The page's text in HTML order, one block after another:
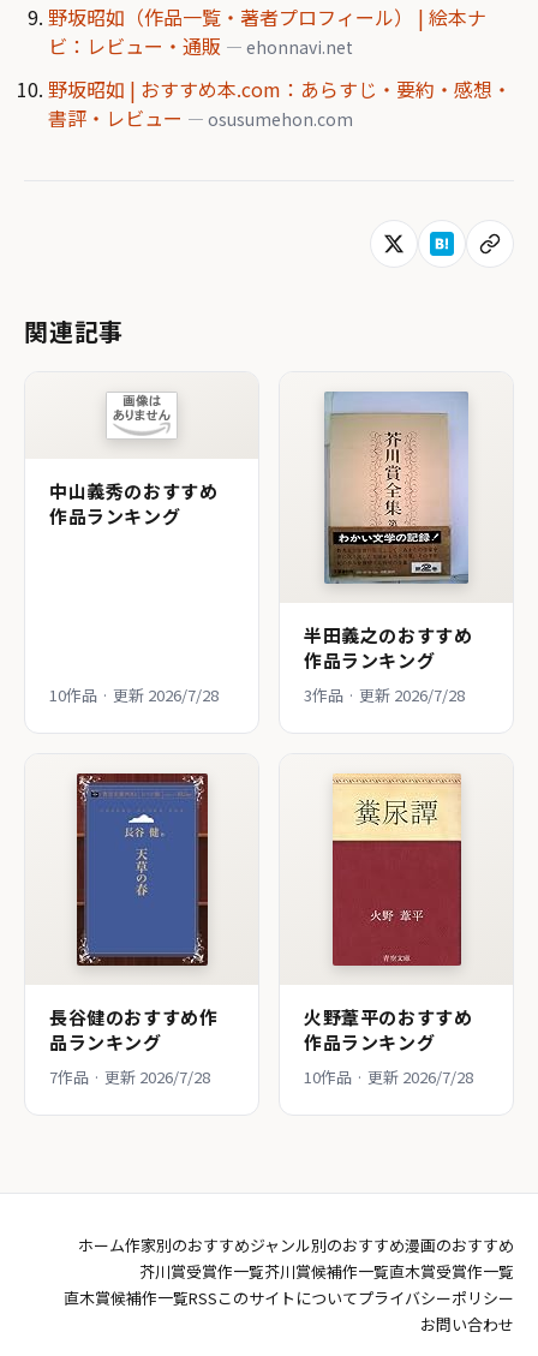
野坂昭如（作品一覧・著者プロフィール） | 絵本ナ
ビ：レビュー・通販 — ehonnavi.net
野坂昭如 | おすすめ本.com：あらすじ・要約・感想・
書評・レビュー — osusumehon.com
関連記事
中山義秀のおすすめ
作品ランキング
10作品 · 更新 2026/7/28
半田義之のおすすめ
作品ランキング
3作品 · 更新 2026/7/28
長谷健のおすすめ作
品ランキング
7作品 · 更新 2026/7/28
火野葦平のおすすめ
作品ランキング
10作品 · 更新 2026/7/28
ホーム作家別のおすすめジャンル別のおすすめ漫画のおすすめ
芥川賞受賞作一覧芥川賞候補作一覧直木賞受賞作一覧
直木賞候補作一覧RSSこのサイトについてプライバシーポリシー
お問い合わせ